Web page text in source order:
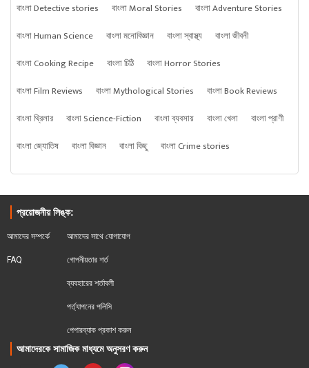
বাংলা Detective stories
বাংলা Moral Stories
বাংলা Adventure Stories
বাংলা Human Science
বাংলা মনোবিজ্ঞান বাংলা স্বাস্থ্য
বাংলা জীবনী
বাংলা Cooking Recipe
বাংলা চিঠি
বাংলা Horror Stories
বাংলা Film Reviews
বাংলা Mythological Stories
বাংলা Book Reviews
বাংলা থ্রিলার
বাংলা Science-Fiction বাংলা ব্যবসায় বাংলা খেলা
বাংলা প্রাণী
বাংলা জ্যোতিষ
বাংলা বিজ্ঞান বাংলা কিছু বাংলা Crime stories
প্রয়োজনীয় লিঙ্ক:
আমাদের সম্পর্কে
FAQ
আমাদের সাথে যোগাযোগ
গোপনীয়তার শর্ত
ব্যবহারের শর্তাবলী
পর্ত্যাপনের পলিসি
পেপারব্যাক প্রকাশ করুন
আমাদেরকে সামাজিক মাধ্যমে অনুসরণ করুন